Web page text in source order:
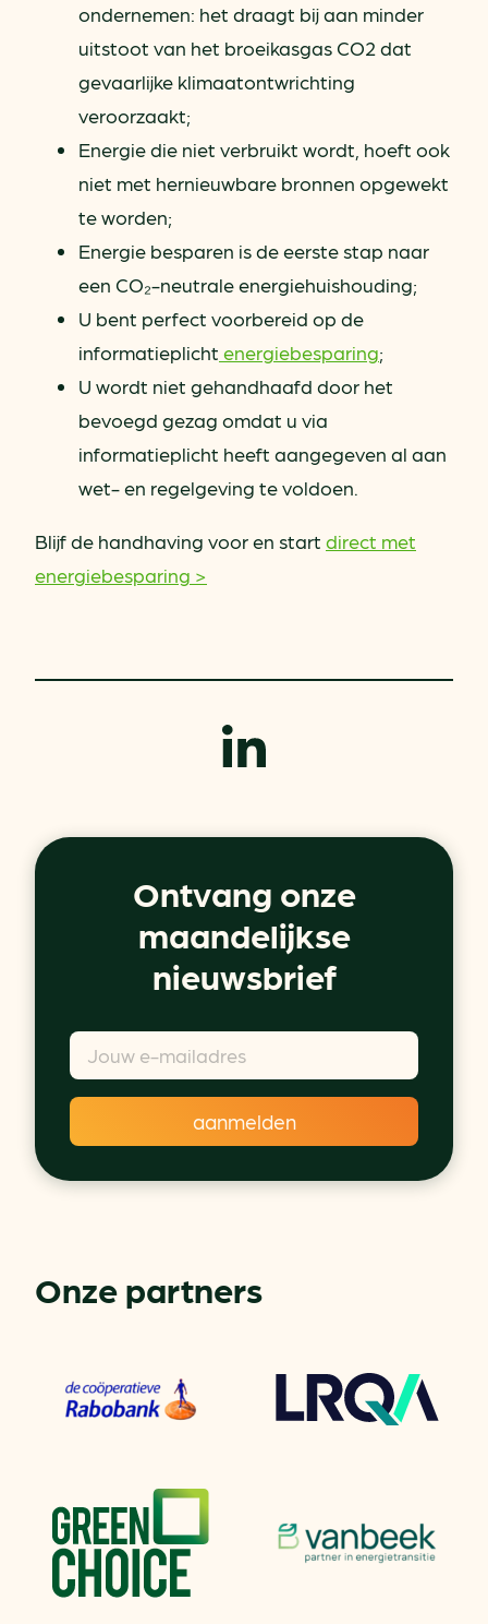
ondernemen: het draagt bij aan minder
uitstoot van het broeikasgas CO2 dat
gevaarlijke klimaatontwrichting
veroorzaakt;
Energie die niet verbruikt wordt, hoeft ook
niet met hernieuwbare bronnen opgewekt
te worden;
Energie besparen is de eerste stap naar
een CO₂-neutrale energiehuishouding;
U bent perfect voorbereid op de
informatieplicht energiebesparing;
U wordt niet gehandhaafd door het
bevoegd gezag omdat u via
informatieplicht heeft aangegeven al aan
wet- en regelgeving te voldoen.
Blijf de handhaving voor en start direct met
energiebesparing >
Ontvang onze
maandelijkse
nieuwsbrief
Onze partners